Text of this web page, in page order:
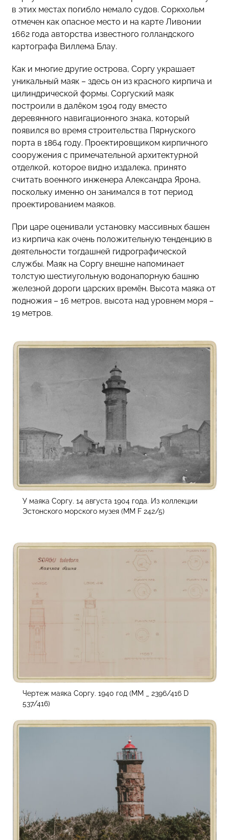
в этих местах погибло немало судов. Соркхольм
отмечен как опасное место и на карте Ливонии
1662 года авторства известного голландского
картографа Виллема Блау.
Как и многие другие острова, Соргу украшает
уникальный маяк – здесь он из красного кирпича и
цилиндрической формы. Соргуский маяк
построили в далёком 1904 году вместо
деревянного навигационного знака, который
появился во время строительства Пярнуского
порта в 1864 году. Проектировщиком кирпичного
сооружения с примечательной архитектурной
отделкой, которое видно издалека, принято
считать военного инженера Александра Ярона,
поскольку именно он занимался в тот период
проектированием маяков.
При царе оценивали установку массивных башен
из кирпича как очень положительную тенденцию в
деятельности тогдашней гидрографической
службы. Маяк на Соргу внешне напоминает
толстую шестиугольную водонапорную башню
железной дороги царских времён. Высота маяка от
подножия – 16 метров, высота над уровнем моря –
19 метров.
У маяка Соргу. 14 августа 1904 года. Из коллекции
Эстонского морского музея (MM F 242/5)
Чертеж маяка Соргу. 1940 год (MM _ 2396/416 D
537/416)